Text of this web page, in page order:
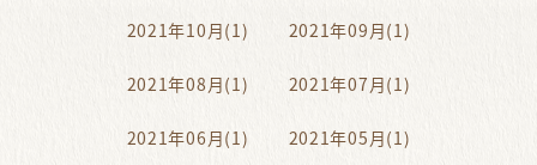
2021年10月(1) 2021年09月(1)
2021年08月(1) 2021年07月(1)
2021年06月(1) 2021年05月(1)